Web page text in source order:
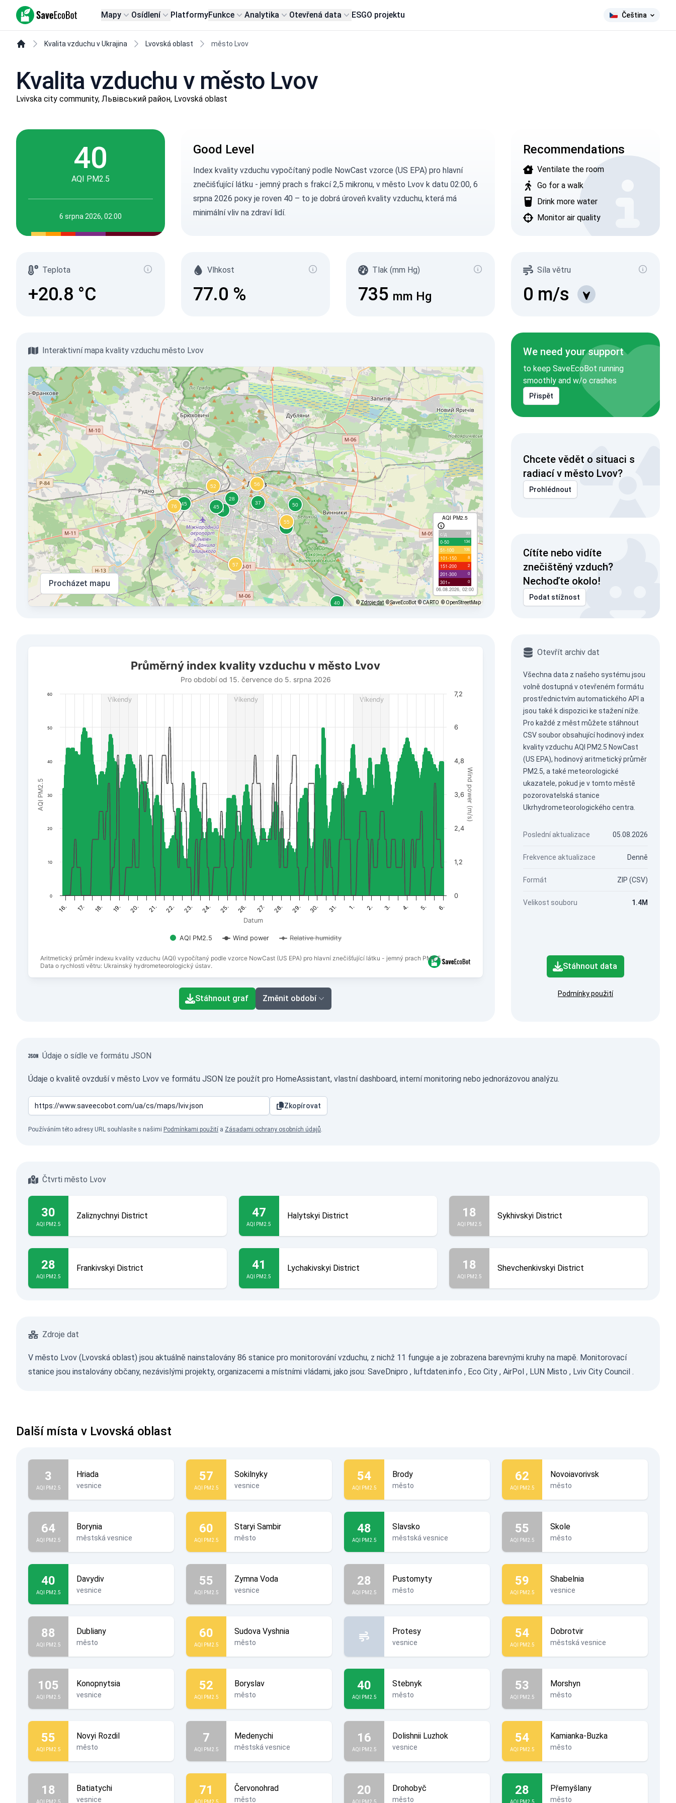
SaveEcoBot Mapy Osídlení PlatformyFunkce Analytika Otevřená data ESGO projektu Čeština
Kvalita vzduchu v Ukrajina Lvovská oblast město Lvov
Kvalita vzduchu v město Lvov
Lvivska city community, Львівський район, Lvovská oblast
40
AQI PM2.5
6 srpna 2026, 02:00
Good Level
Index kvality vzduchu vypočítaný podle NowCast vzorce (US EPA)pro hlavní
znečišťující látku - jemný prach s frakcí 2,5 mikronu, v město Lvov k datu 02:00, 6
srpna 2026 року je roven 40 – to je dobrá úroveň kvality vzduchu, která má
minimální vliv na zdraví lidí.
Recommendations
Ventilate the room
Go for a walk
Drink more water
Monitor air quality
Teplota
+20.8 °C
Vlhkost
77.0 %
Tlak (mm Hg)
735 mm Hg
Síla větru
0 m/s
Interaktivní mapa kvality vzduchu město Lvov
AQI PM2.5
с/д 99
0-50 134
51-100 106
101-150 8
151-200 2
201-300 0
301+ 0
06.08.2026, 02:00
Procházet mapu
© Zdroje dat © SaveEcoBot © CARTO © OpenStreetMap
We need your support
to keep SaveEcoBot running
smoothly and w/o crashes
Přispět
Chcete vědět o situaci s
radiací v město Lvov?
Prohlédnout
Cítíte nebo vidíte
znečištěný vzduch?
Nechoďte okolo!
Podat stížnost
Combination chart with 3 data series.
Pro období od 15. července do 5. srpna 2026
The chart has 3 Y axes displaying AQI PM2.5, Wind power (m/s), and Relative humidity (%).
Aritmetický průměr indexu kvality vzduchu (AQI) vypočítaný podle vzorce NowCast (US EPA) pro hlavní znečišťující látku - jemný prach PM2,5.
Data o rychlosti větru: Ukrainský hydrometeorologický ústav.
Víkendy
Víkendy
Víkendy
Datum
AQI PM2.5 Wind power (m/s)
Průměrný index kvality vzduchu v město Lvov
Pro období od 15. července do 5. srpna 2026
AQI PM2.5 Wind power Relative humidity
16. 17. 18. 19. 20. 21. 22. 23. 24. 25. 26. 27. 28. 29. 30. 31. 1. 2. 3. 4. 5. 6.
0
10
20
30
40
50
60
0
1,2
2,4
3,6
4,8
6
7,2
End of interactive chart.
Stáhnout graf
Změnit období
Otevřít archiv dat
Všechna data z našeho systému jsou
volně dostupná v otevřeném formátu
prostřednictvím automatického API a
jsou také k dispozici ke stažení níže.
Pro každé z měst můžete stáhnout
CSV soubor obsahující hodinový index
kvality vzduchu AQI PM2.5 NowCast
(US EPA), hodinový aritmetický průměr
PM2.5, a také meteorologické
ukazatele, pokud je v tomto městě
pozorovatelská stanice
Ukrhydrometeorologického centra.
Poslední aktualizace 05.08.2026
Frekvence aktualizace Denně
Formát ZIP (CSV)
Velikost souboru 1.4M
Stáhnout data
Podmínky použití
Údaje o sídle ve formátu JSON
Údaje o kvalitě ovzduší v město Lvov ve formátu JSON lze použít pro HomeAssistant, vlastní dashboard, interní monitoring nebo jednorázovou analýzu.
Zkopírovat
Používáním této adresy URL souhlasíte s našimi Podmínkami použití a Zásadami ochrany osobních údajů.
Čtvrti město Lvov
30
AQI PM2.5
Zaliznychnyi District 47
AQI PM2.5
Halytskyi District 18
AQI PM2.5
Sykhivskyi District
28
AQI PM2.5
Frankivskyi District 41
AQI PM2.5
Lychakivskyi District 18
AQI PM2.5
Shevchenkivskyi District
Zdroje dat
V město Lvov (Lvovská oblast) jsou aktuálně nainstalovány 86 stanice pro monitorování vzduchu, z nichž 11 funguje a je zobrazena barevnými kruhy na mapě. Monitorovací
stanice jsou instalovány občany, nezávislými projekty, organizacemi a místními vládami, jako jsou: SaveDnipro , luftdaten.info , Eco City , AirPol , LUN Misto , Lviv City Council .
Další místa v Lvovská oblast
3
AQI PM2.5
Hriada
vesnice
57
AQI PM2.5
Sokilnyky
vesnice
54
AQI PM2.5
Brody
město
62
AQI PM2.5
Novoiavorivsk
město
64
AQI PM2.5
Borynia
městská vesnice
60
AQI PM2.5
Staryi Sambir
město
48
AQI PM2.5
Slavsko
městská vesnice
55
AQI PM2.5
Skole
město
40
AQI PM2.5
Davydiv
vesnice
55
AQI PM2.5
Zymna Voda
vesnice
28
AQI PM2.5
Pustomyty
město
59
AQI PM2.5
Shabelnia
vesnice
88
AQI PM2.5
Dubliany
město
60
AQI PM2.5
Sudova Vyshnia
město
Protesy
vesnice
54
AQI PM2.5
Dobrotvir
městská vesnice
105
AQI PM2.5
Konopnytsia
vesnice
52
AQI PM2.5
Boryslav
město
40
AQI PM2.5
Stebnyk
město
53
AQI PM2.5
Morshyn
město
55
AQI PM2.5
Novyi Rozdil
město
7
AQI PM2.5
Medenychi
městská vesnice
16
AQI PM2.5
Dolishnii Luzhok
vesnice
54
AQI PM2.5
Kamianka-Buzka
město
18
AQI PM2.5
Batiatychi
vesnice
71
AQI PM2.5
Červonohrad
město
20
AQI PM2.5
Drohobyč
město
28
AQI PM2.5
Přemyšlany
město